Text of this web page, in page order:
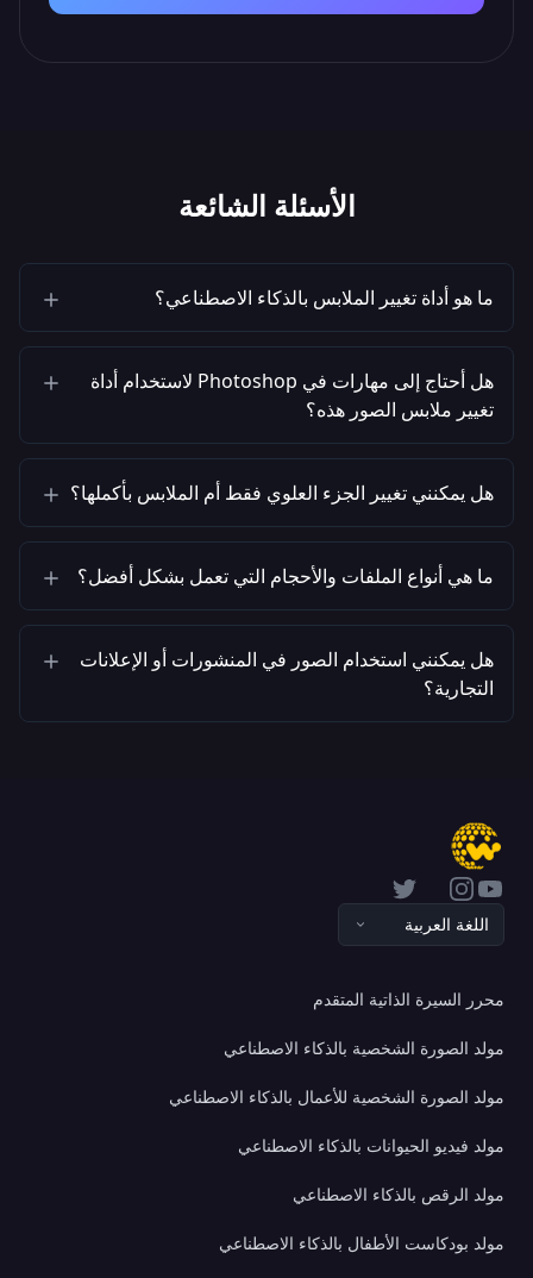
الأسئلة الشائعة
ما هو أداة تغيير الملابس بالذكاء الاصطناعي؟
هل أحتاج إلى مهارات في Photoshop لاستخدام أداة
تغيير ملابس الصور هذه؟
هل يمكنني تغيير الجزء العلوي فقط أم الملابس بأكملها؟
ما هي أنواع الملفات والأحجام التي تعمل بشكل أفضل؟
هل يمكنني استخدام الصور في المنشورات أو الإعلانات
التجارية؟
YouTube
Instagram
Twitter
اللغة العربية
محرر السيرة الذاتية المتقدم
مولد الصورة الشخصية بالذكاء الاصطناعي
مولد الصورة الشخصية للأعمال بالذكاء الاصطناعي
مولد فيديو الحيوانات بالذكاء الاصطناعي
مولد الرقص بالذكاء الاصطناعي
مولد بودكاست الأطفال بالذكاء الاصطناعي